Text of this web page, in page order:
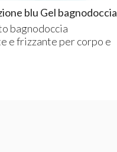
blu Gel bagnodoccia
bagnodoccia
e frizzante per corpo e